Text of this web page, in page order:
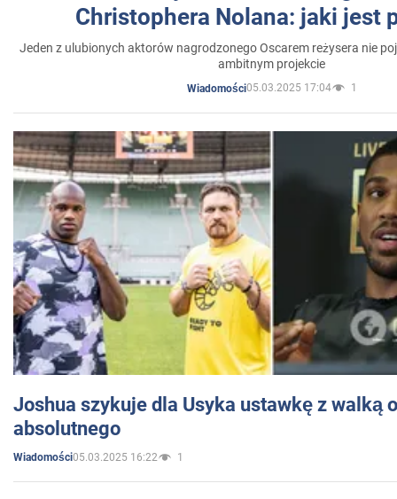
Christophera Nolana: jaki jest
Jeden z ulubionych aktorów nagrodzonego Oscarem reżysera nie
ambitnym projekcie
Wiadomości05.03.2025 17:04 1
Joshua szykuje dla Usyka ustawkę z walką
absolutnego
Wiadomości05.03.2025 16:22 1